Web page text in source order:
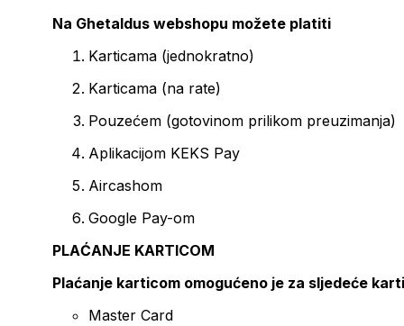
Na Ghetaldus webshopu možete platiti
Karticama (jednokratno)
Karticama (na rate)
Pouzećem (gotovinom prilikom preuzimanja)
Aplikacijom KEKS Pay
Aircashom
Google Pay-om
PLAĆANJE KARTICOM
Plaćanje karticom omogućeno je za sljedeće
Master Card